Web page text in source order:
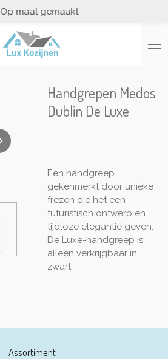
Op maat gemaakt
Handgrepen Medos
Dublin De Luxe
Een handgreep
gekenmerkt door unieke
frezen die het een
futuristisch ontwerp en
tijdloze elegantie geven.
De Luxe-handgreep is
alleen verkrijgbaar in
zwart.
Assortiment